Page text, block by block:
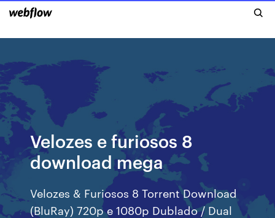
Velozes e furiosos 8
download mega
Velozes & Furiosos 8 Torrent Download
(BluRay) 720p e 1080p Dublado / Dual